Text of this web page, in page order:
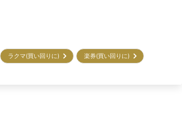
ラクマ(買い回りに)
楽券(買い回りに)